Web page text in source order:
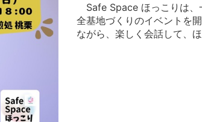
Safe Space ほっこりは、
全基地づくりのイベントを
ながら、楽しく会話して、